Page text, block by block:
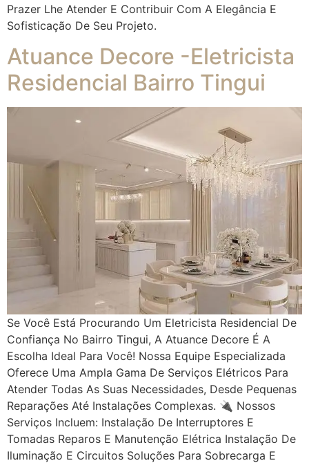
Prazer Lhe Atender E Contribuir Com A Elegância E
Sofisticação De Seu Projeto.
Atuance Decore -Eletricista
Residencial Bairro Tingui
Se Você Está Procurando Um Eletricista Residencial De
Confiança No Bairro Tingui, A Atuance Decore É A
Escolha Ideal Para Você! Nossa Equipe Especializada
Oferece Uma Ampla Gama De Serviços Elétricos Para
Atender Todas As Suas Necessidades, Desde Pequenas
Reparações Até Instalações Complexas. 🔌 Nossos
Serviços Incluem: Instalação De Interruptores E
Tomadas Reparos E Manutenção Elétrica Instalação De
Iluminação E Circuitos Soluções Para Sobrecarga E